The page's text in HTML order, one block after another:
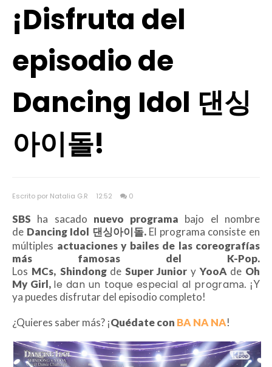
¡Disfruta del
episodio de
Dancing Idol 댄싱
아이돌!
Escrito por Natalia G.R 12:52 0
SBS ha sacado nuevo programa bajo el nombre
de Dancing Idol 댄싱아이돌. El programa consiste en
múltiples actuaciones y bailes de las coreografías
más famosas del K-Pop.
Los MCs, Shindongde Super Junior yYooA de Oh
My Girl, le dan un toque especial al programa. ¡Y
ya puedes disfrutar del episodio completo!
¿Quieres saber más? ¡Quédate con BA NA NA!